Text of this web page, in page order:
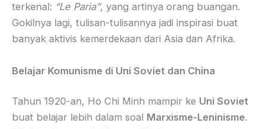
terkenal: “Le Paria”, yang artinya orang buangan.
Gokilnya lagi, tulisan-tulisannya jadi inspirasi buat
banyak aktivis kemerdekaan dari Asia dan Afrika.
Belajar Komunisme di Uni Soviet dan China
Tahun 1920-an, Ho Chi Minh mampir ke Uni Soviet
buat belajar lebih dalam soal Marxisme-Leninisme.